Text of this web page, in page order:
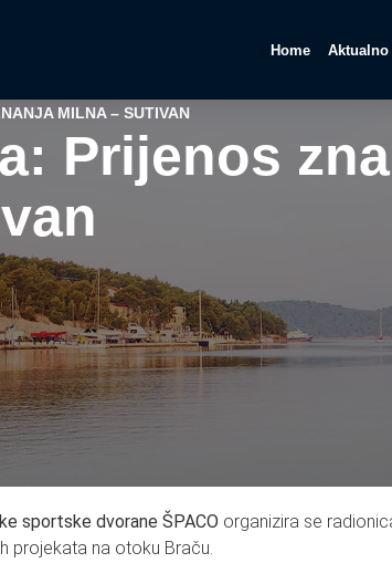
Home Aktualno
MILNA – SUTIVAN
Prijenos
sportske dvorane ŠPACO organizira se
projekata na otoku Braču.